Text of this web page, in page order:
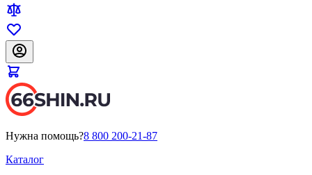
Нужна помощь?8 800 200-21-87
Каталог